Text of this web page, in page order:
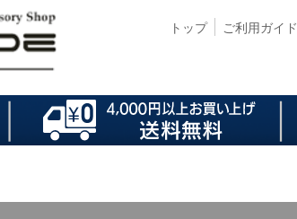
トップ ご利用ガイド